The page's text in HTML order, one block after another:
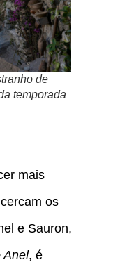
de
temporada
mais
os
e Sauron,
Anel, é